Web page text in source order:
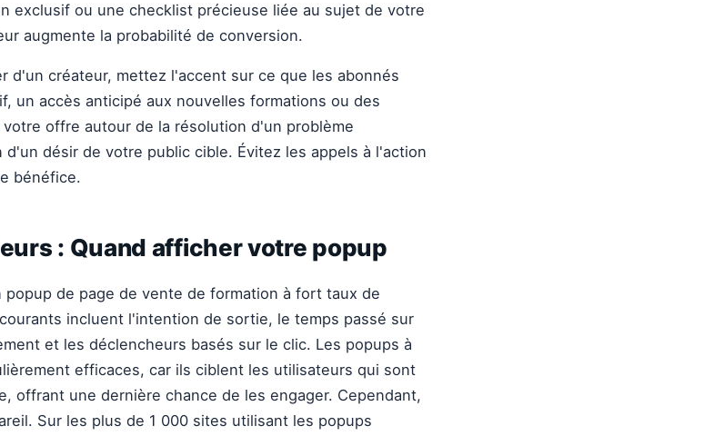
exclusif ou une checklist précieuse liée au sujet de votre
augmente la probabilité de conversion.
d'un créateur, mettez l'accent sur ce que les abonnés
un accès anticipé aux nouvelles formations ou des
offre autour de la résolution d'un problème
désir de votre public cible. Évitez les appels à l'action
bénéfice.
: Quand afficher votre popup
de page de vente de formation à fort taux de
incluent l'intention de sortie, le temps passé sur
et les déclencheurs basés sur le clic. Les popups à
efficaces, car ils ciblent les utilisateurs qui sont
offrant une dernière chance de les engager. Cependant,
Sur les plus de 1 000 sites utilisant les popups